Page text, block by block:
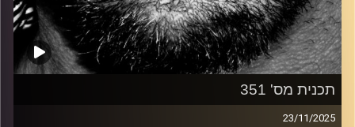
תכנית מס' 351
23/11/2025